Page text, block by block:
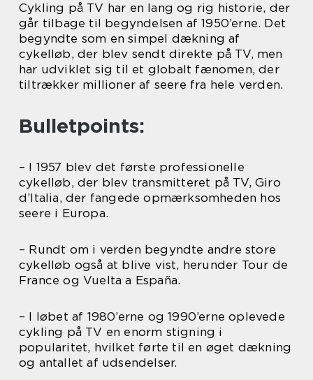
Cykling på TV har en lang og rig historie, der
går tilbage til begyndelsen af 1950’erne. Det
begyndte som en simpel dækning af
cykelløb, der blev sendt direkte på TV, men
har udviklet sig til et globalt fænomen, der
tiltrækker millioner af seere fra hele verden.
Bulletpoints:
– I 1957 blev det første professionelle
cykelløb, der blev transmitteret på TV, Giro
d’Italia, der fangede opmærksomheden hos
seere i Europa.
– Rundt om i verden begyndte andre store
cykelløb også at blive vist, herunder Tour de
France og Vuelta a España.
– I løbet af 1980’erne og 1990’erne oplevede
cykling på TV en enorm stigning i
popularitet, hvilket førte til en øget dækning
og antallet af udsendelser.